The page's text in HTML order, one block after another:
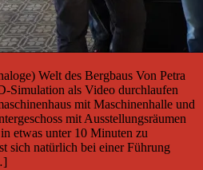
Welt des Bergbaus Von Petra
Simulation als Video durchlaufen
mit Maschinenhalle und
mit Ausstellungsräumen
etwas unter 10 Minuten zu
sich natürlich bei einer Führung